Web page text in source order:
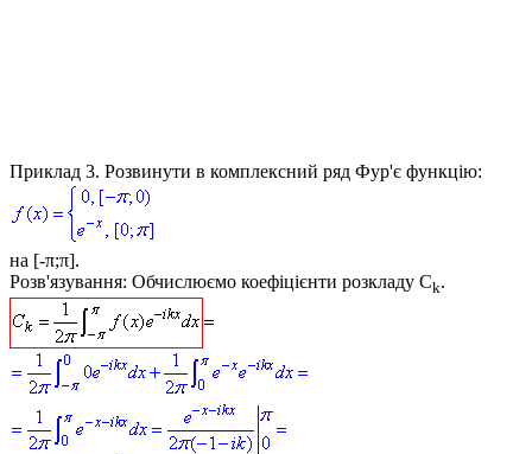
Приклад 3. Розвинути в комплексний ряд Фур'є функцію:
на [-π;π].
Розв'язування: Обчислюємо коефіцієнти розкладу Ck.